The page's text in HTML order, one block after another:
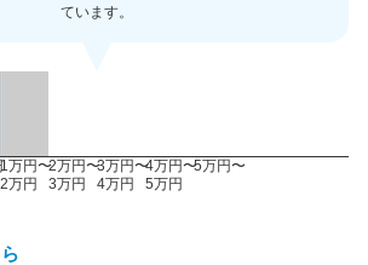
ています。
1万円〜
2万円
2万円〜
3万円
3万円〜
4万円
4万円〜
5万円
5万円〜